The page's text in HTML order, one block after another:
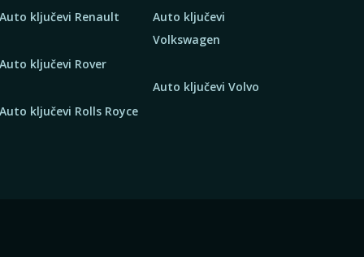
Auto ključevi Renault
Auto ključevi Rover
Auto ključevi Rolls Royce
Auto ključevi
Volkswagen
Auto ključevi Volvo